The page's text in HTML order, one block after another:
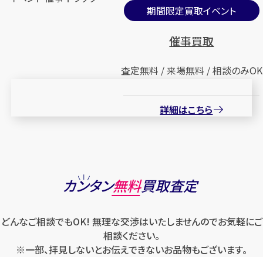
期間限定買取イベント
催事買取
査定無料 / 来場無料 / 相談のみOK
詳細はこちら
カンタン無料買取査定
どんなご相談でもOK! 無理な交渉はいたしませんのでお気軽にご
相談ください。
※一部、拝見しないとお伝えできないお品物もございます。